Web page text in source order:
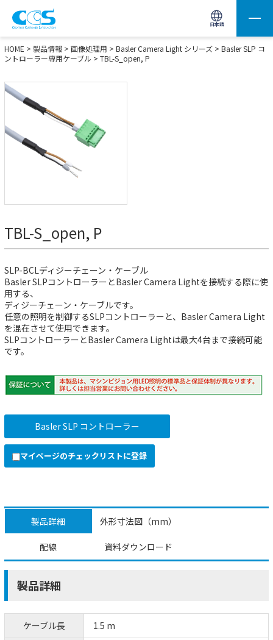
日本語
画像処理用の製品検索 サイト内検索(Enterで実行)
HOME > 製品情報 > 画像処理用 > Basler Camera Light シリーズ > Basler SLP コ
ントローラー専用ケーブル > TBL-S_open, P
TBL-S_open, P
SLP-BCLディジーチェーン・ケーブル
Basler SLPコントローラーとBasler Camera Lightを接続する際に使
用する、
ディジーチェーン・ケーブルです。
任意の照明を制御するSLPコントローラーと、Basler Camera Light
を混在させて使用できます。
SLPコントローラーとBasler Camera Lightは最大4台まで接続可能
です。
Basler SLP コントローラー
マイページのチェックリストに登録
製品詳細 外形寸法図（mm）
配線 資料ダウンロード
製品詳細
ケーブル長
1.5 m